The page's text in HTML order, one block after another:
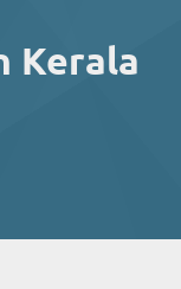
Kerala